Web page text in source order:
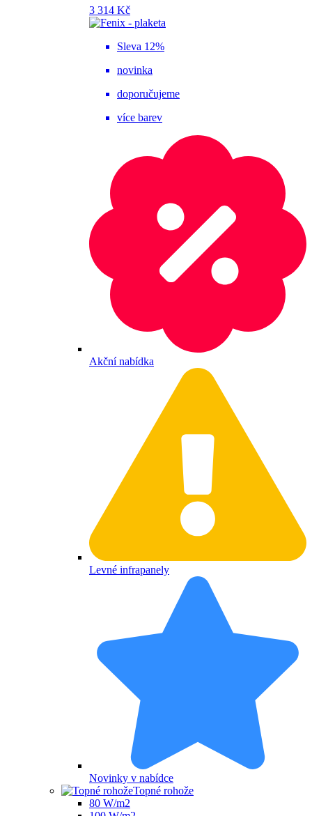
3 314 Kč
Sleva 12%
novinka
doporučujeme
více barev
Akční nabídka
Levné infrapanely
Novinky v nabídce
Topné rohože
80 W/m2